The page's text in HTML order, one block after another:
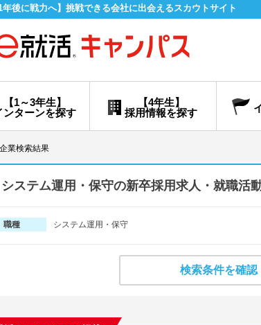
1年後に戦力へ】挑戦できる会社に出会えるスカウトサイト
【4年生】
採用情報を探す
【1～3年生】
ンターンを探す
企業検索結果
システム運用・保守の新卒採用求人・就職活
職種 システム運用・保守
検索条件を確認